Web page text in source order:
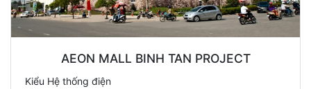
AEON MALL BINH TAN PROJECT
Kiểu Hệ thống điện